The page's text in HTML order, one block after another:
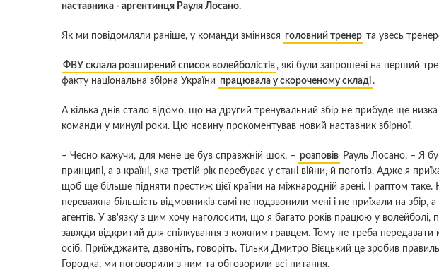
наставника - аргентинця Рауля Лосано.
Як ми повідомляли раніше, у команди змінився головний тренер та увесь
ФВУ склала розширений список волейболістів , які були запрошені на перший
факту національна збірна України працювала у скороченому складі .
А кілька днів стало відомо, що на другий тренувальний збір не прибуде ще низка
команди у минулі роки. Цю новину прокоментував новий наставник збірної.
– Чесно кажучи, для мене це був справжній шок, – розповів Рауль Лосано. – Я
принципі, а в країні, яка третій рік перебуває у стані війни, й поготів. Адже я
щоб ще більше підняти престиж цієї країни на міжнародній арені. І раптом
переважна більшість відмовників самі не подзвонили мені і не приїхали на збір,
агентів. У зв'язку з цим хочу наголосити, що я багато років працюю у волейболі,
завжди відкритий для спілкування з кожним гравцем. Тому не треба передавати
осіб. Приїжджайте, дзвоніть, говоріть. Тільки Дмитро Вієцький це зробив
Городка, ми поговорили з ним та обговорили всі питання.